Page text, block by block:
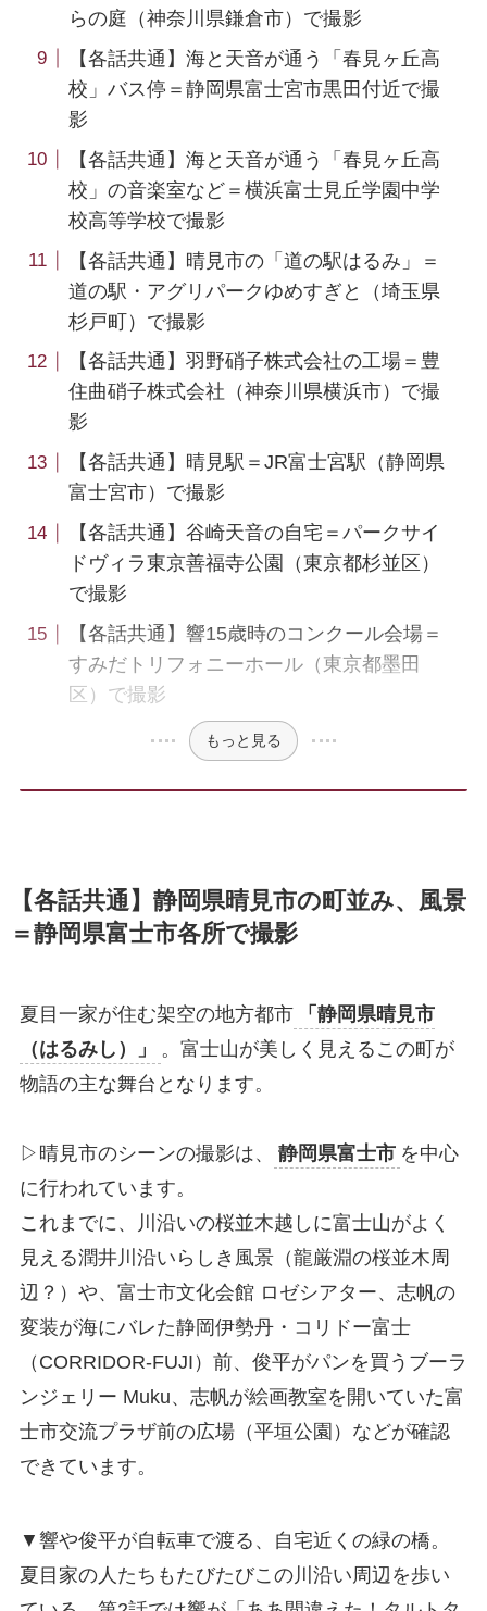
らの庭（神奈川県鎌倉市）で撮影
【各話共通】海と天音が通う「春見ヶ丘高
校」バス停＝静岡県富士宮市黒田付近で撮
影
【各話共通】海と天音が通う「春見ヶ丘高
校」の音楽室など＝横浜富士見丘学園中学
校高等学校で撮影
【各話共通】晴見市の「道の駅はるみ」＝
道の駅・アグリパークゆめすぎと（埼玉県
杉戸町）で撮影
【各話共通】羽野硝子株式会社の工場＝豊
住曲硝子株式会社（神奈川県横浜市）で撮
影
【各話共通】晴見駅＝JR富士宮駅（静岡県
富士宮市）で撮影
【各話共通】谷崎天音の自宅＝パークサイ
ドヴィラ東京善福寺公園（東京都杉並区）
で撮影
【各話共通】響15歳時のコンクール会場＝
すみだトリフォニーホール（東京都墨田
区）で撮影
もっと見る
【各話共通】静岡県晴見市の町並み、風景
＝静岡県富士市各所で撮影
夏目一家が住む架空の地方都市
「静岡県晴見市
（はるみし）」
。富士山が美しく見えるこの町が
物語の主な舞台となります。
▷晴見市のシーンの撮影は、 静岡県富士市 を中心
に行われています。
これまでに、川沿いの桜並木越しに富士山がよく
見える潤井川沿いらしき風景（龍厳淵の桜並木周
辺？）や、富士市文化会館 ロゼシアター、志帆の
変装が海にバレた静岡伊勢丹・コリドー富士
（CORRIDOR-FUJI）前、俊平がパンを買うブーラ
ンジェリー Muku、志帆が絵画教室を開いていた富
士市交流プラザ前の広場（平垣公園）などが確認
できています。
▼響や俊平が自転車で渡る、自宅近くの緑の橋。
夏目家の人たちもたびたびこの川沿い周辺を歩い